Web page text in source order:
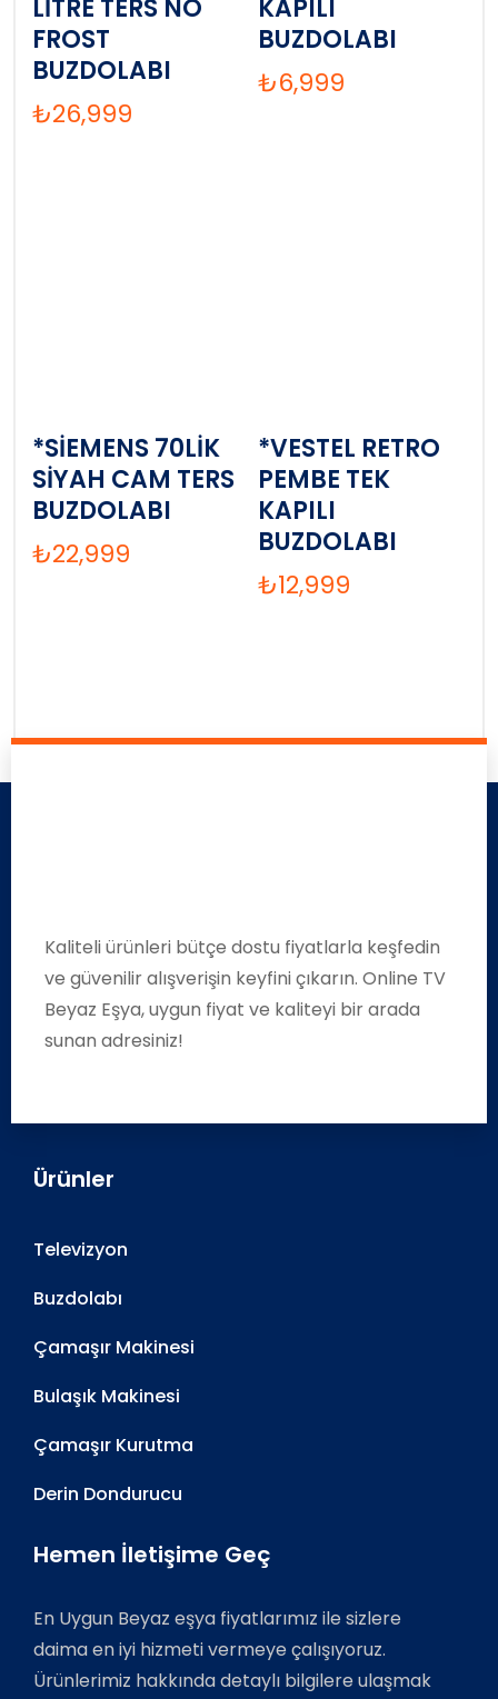
LİTRE TERS NO
FROST
BUZDOLABI
₺26,999
KAPILI
BUZDOLABI
₺6,999
*SİEMENS 70LİK
SİYAH CAM TERS
BUZDOLABI
₺22,999
*VESTEL RETRO
PEMBE TEK
KAPILI
BUZDOLABI
₺12,999
Kaliteli ürünleri bütçe dostu fiyatlarla keşfedin
ve güvenilir alışverişin keyfini çıkarın. Online TV
Beyaz Eşya, uygun fiyat ve kaliteyi bir arada
sunan adresiniz!
Ürünler
Televizyon
Buzdolabı
Çamaşır Makinesi
Bulaşık Makinesi
Çamaşır Kurutma
Derin Dondurucu
Hemen İletişime Geç
En Uygun Beyaz eşya fiyatlarımız ile sizlere
daima en iyi hizmeti vermeye çalışıyoruz.
Ürünlerimiz hakkında detaylı bilgilere ulaşmak